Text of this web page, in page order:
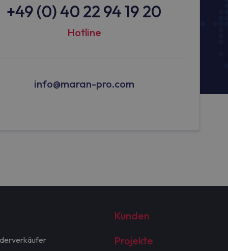
+49 (0) 40 22 94 19 20
Hotline
info@maran-pro.com
Kunden
Projekte